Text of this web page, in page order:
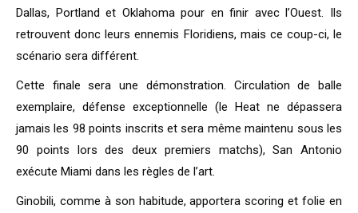
Dallas, Portland et Oklahoma pour en finir avec l’Ouest. Ils
retrouvent donc leurs ennemis Floridiens, mais ce coup-ci, le
scénario sera différent.
Cette finale sera une démonstration. Circulation de balle
exemplaire, défense exceptionnelle (le Heat ne dépassera
jamais les 98 points inscrits et sera même maintenu sous les
90 points lors des deux premiers matchs), San Antonio
exécute Miami dans les règles de l’art.
Ginobili, comme à son habitude, apportera scoring et folie en